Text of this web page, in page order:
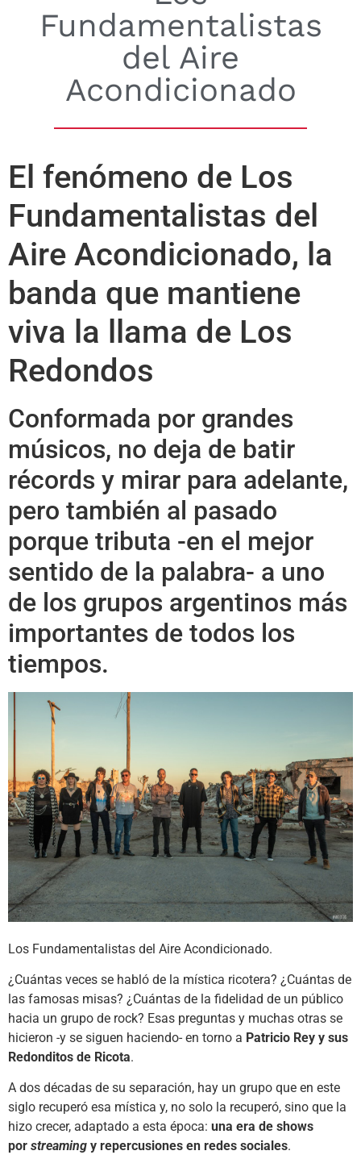
Fundamentalistas
del Aire
Acondicionado
El fenómeno de Los
Fundamentalistas del
Aire Acondicionado, la
banda que mantiene
viva la llama de Los
Redondos
Conformada por grandes
músicos, no deja de batir
récords y mirar para adelante,
pero también al pasado
porque tributa -en el mejor
sentido de la palabra- a uno
de los grupos argentinos más
importantes de todos los
tiempos.
Los Fundamentalistas del Aire Acondicionado.
¿Cuántas veces se habló de la mística ricotera? ¿Cuántas de
las famosas misas? ¿Cuántas de la fidelidad de un público
hacia un grupo de rock? Esas preguntas y muchas otras se
hicieron -y se siguen haciendo- en torno a Patricio Rey y sus
Redonditos de Ricota.
A dos décadas de su separación, hay un grupo que en este
siglo recuperó esa mística y, no solo la recuperó, sino que la
hizo crecer, adaptado a esta época: una era de shows
por streaming y repercusiones en redes sociales.